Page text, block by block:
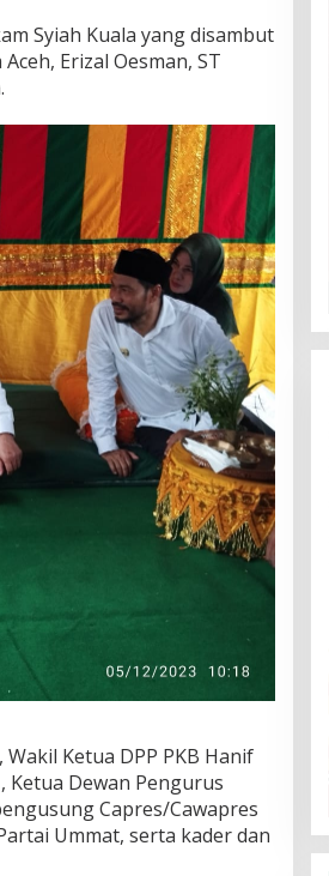
Syiah Kuala yang disambut
Erizal Oesman, ST
Ketua DPP PKB Hanif
Dewan Pengurus
Capres/Cawapres
Ummat, serta kader dan